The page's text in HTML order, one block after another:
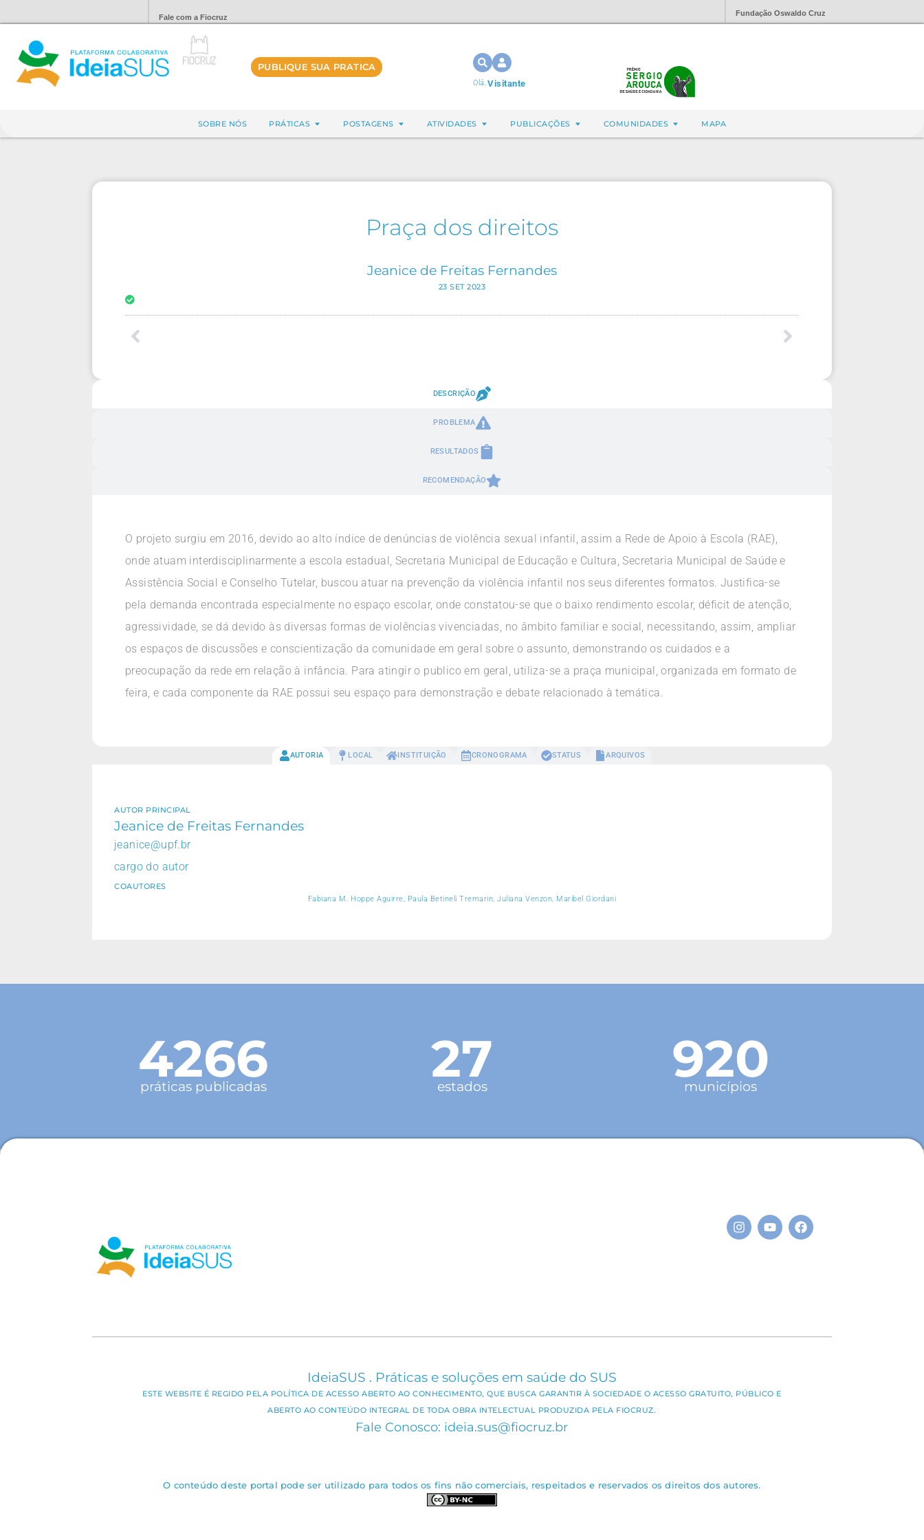
Fale com a Fiocruz Fundação Oswaldo Cruz
PUBLIQUE SUA PRATICA
Olá,Visitante
SOBRE NÓS PRÁTICAS POSTAGENS ATIVIDADES PUBLICAÇÕES COMUNIDADES MAPA
Praça dos direitos
Jeanice de Freitas Fernandes
23 SET 2023
DESCRIÇÃO
PROBLEMA
RESULTADOS
RECOMENDAÇÃO
O projeto surgiu em 2016, devido ao alto índice de denúncias de violência sexual infantil, assim a Rede de Apoio à Escola (RAE),
onde atuam interdisciplinarmente a escola estadual, Secretaria Municipal de Educação e Cultura, Secretaria Municipal de Saúde e
Assistência Social e Conselho Tutelar, buscou atuar na prevenção da violência infantil nos seus diferentes formatos. Justifica-se
pela demanda encontrada especialmente no espaço escolar, onde constatou-se que o baixo rendimento escolar, déficit de atenção,
agressividade, se dá devido às diversas formas de violências vivenciadas, no âmbito familiar e social, necessitando, assim, ampliar
os espaços de discussões e conscientização da comunidade em geral sobre o assunto, demonstrando os cuidados e a
preocupação da rede em relação à infância. Para atingir o publico em geral, utiliza-se a praça municipal, organizada em formato de
feira, e cada componente da RAE possui seu espaço para demonstração e debate relacionado à temática.
AUTORIA LOCAL INSTITUIÇÃO CRONOGRAMA STATUS ARQUIVOS
AUTOR PRINCIPAL
Jeanice de Freitas Fernandes
jeanice@upf.br
cargo do autor
COAUTORES
Fabiana M. Hoppe Aguirre, Paula Betineli Tremarin, Juliana Venzon, Maribel Giordani
4266
práticas publicadas 27
estados 920
municípios
IdeiaSUS . Práticas e soluções em saúde do SUS
ESTE WEBSITE É REGIDO PELA POLÍTICA DE ACESSO ABERTO AO CONHECIMENTO, QUE BUSCA GARANTIR À SOCIEDADE O ACESSO GRATUITO, PÚBLICO E
ABERTO AO CONTEÚDO INTEGRAL DE TODA OBRA INTELECTUAL PRODUZIDA PELA FIOCRUZ.
Fale Conosco: ideia.sus@fiocruz.br
O conteúdo deste portal pode ser utilizado para todos os fins não comerciais, respeitados e reservados os direitos dos autores.